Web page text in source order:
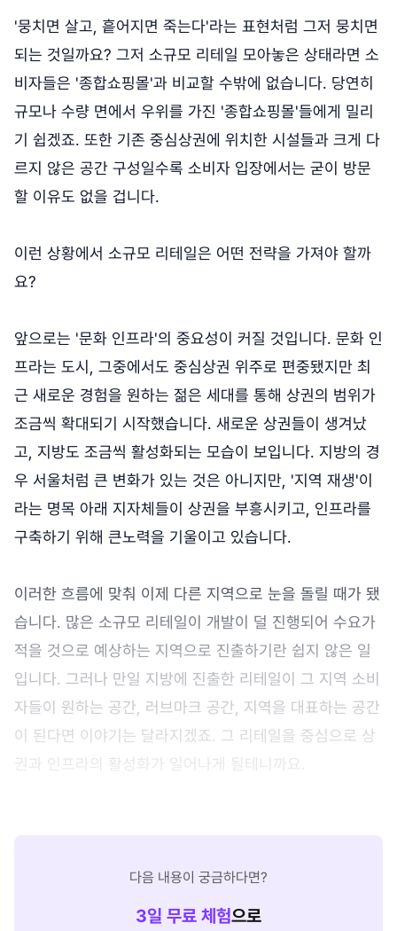
'뭉치면 살고, 흩어지면 죽는다'라는 표현처럼 그저 뭉치면
되는 것일까요? 그저 소규모 리테일 모아놓은 상태라면 소
비자들은 '종합쇼핑몰'과 비교할 수밖에 없습니다. 당연히
규모나 수량 면에서 우위를 가진 '종합쇼핑몰'들에게 밀리
기 쉽겠죠. 또한 기존 중심상권에 위치한 시설들과 크게 다
르지 않은 공간 구성일수록 소비자 입장에서는 굳이 방문
할 이유도 없을 겁니다.
이런 상황에서 소규모 리테일은 어떤 전략을 가져야 할까
요?
앞으로는 '문화 인프라'의 중요성이 커질 것입니다. 문화 인
프라는 도시, 그중에서도 중심상권 위주로 편중됐지만 최
근 새로운 경험을 원하는 젊은 세대를 통해 상권의 범위가
조금씩 확대되기 시작했습니다. 새로운 상권들이 생겨났
고, 지방도 조금씩 활성화되는 모습이 보입니다. 지방의 경
우 서울처럼 큰 변화가 있는 것은 아니지만, '지역 재생'이
라는 명목 아래 지자체들이 상권을 부흥시키고, 인프라를
구축하기 위해 큰노력을 기울이고 있습니다.
이러한 흐름에 맞춰 이제 다른 지역으로 눈을 돌릴 때가 됐
습니다. 많은 소규모 리테일이 개발이 덜 진행되어 수요가
적을 것으로 예상하는 지역으로 진출하기란 쉽지 않은 일
입니다. 그러나 만일 지방에 진출한 리테일이 그 지역 소비
자들이 원하는 공간, 러브마크 공간, 지역을 대표하는 공간
이 된다면 이야기는 달라지겠죠. 그 리테일을 중심으로 상
권과 인프라의 활성화가 일어나게 될테니까요.
다음 내용이 궁금하다면?
3일 무료 체험으로